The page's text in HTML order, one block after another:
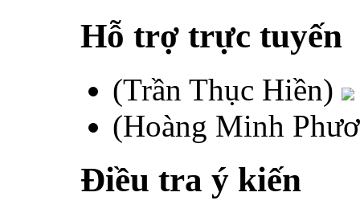
Hỗ trợ trực tuyến
(Trần Thục Hiền)
(Hoàng Minh
Điều tra ý kiến